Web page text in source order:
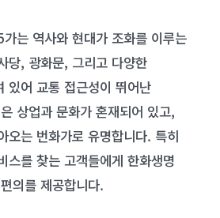
는 역사와 현대가 조화를 이루는
당, 광화문, 그리고 다양한
있어 교통 접근성이 뛰어난
상업과 문화가 혼재되어 있고,
오는 번화가로 유명합니다. 특히
스를 찾는 고객들에게 한화생명
의를 제공합니다.